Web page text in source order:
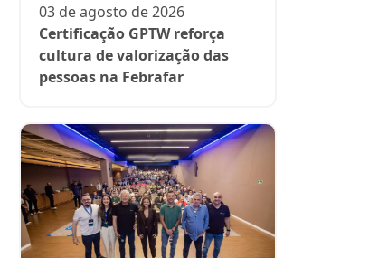
03 de agosto de 2026
Certificação GPTW reforça
cultura de valorização das
pessoas na Febrafar